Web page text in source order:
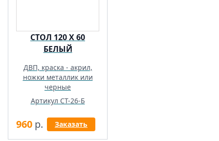
СТОЛ 120 Х 60
БЕЛЫЙ
ДВП, краска - акрил,
ножки металлик или
черные
Артикул СТ-26-Б
960 р. Заказать